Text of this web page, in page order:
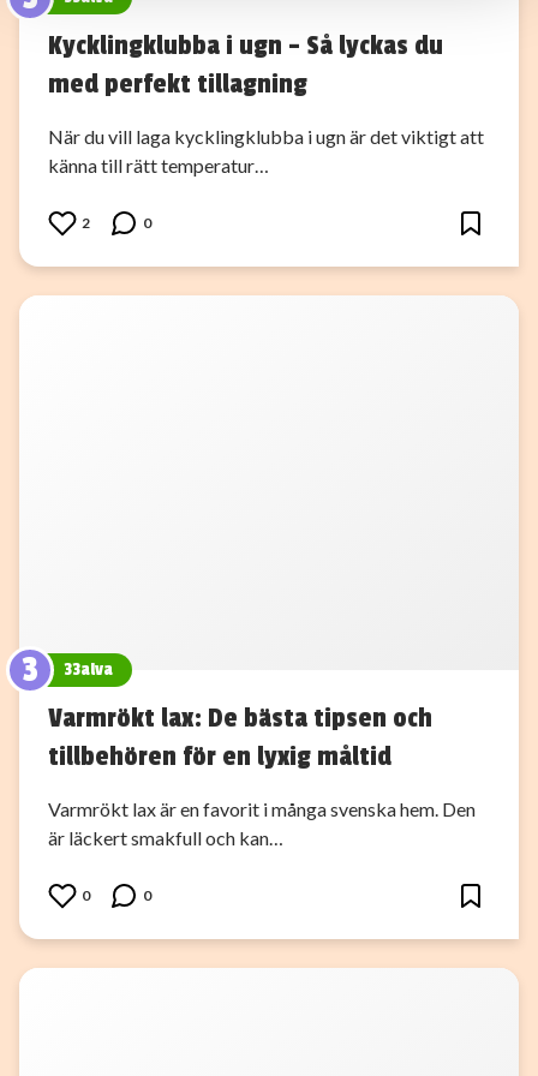
Kycklingklubba i ugn – Så lyckas du
med perfekt tillagning
När du vill laga kycklingklubba i ugn är det viktigt att
känna till rätt temperatur…
2 0
3 33alva
Varmrökt lax: De bästa tipsen och
tillbehören för en lyxig måltid
Varmrökt lax är en favorit i många svenska hem. Den
är läckert smakfull och kan…
0 0